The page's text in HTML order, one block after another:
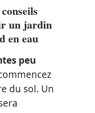
un jardin
en eau
peu
du sol. Un